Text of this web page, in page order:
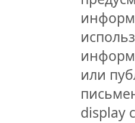
или
display